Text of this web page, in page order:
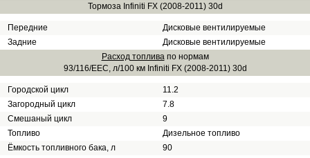
Тормоза Infiniti FX (2008-2011) 30d
Передние
Дисковые вентилируемые
Задние
Дисковые вентилируемые
Расход топливапо нормам
93/116/EEC, л/100 км Infiniti FX (2008-2011) 30d
Городской цикл
11.2
Загородный цикл
7.8
Смешаный цикл
9
Топливо
Дизельное топливо
Ёмкость топливного бака, л
90